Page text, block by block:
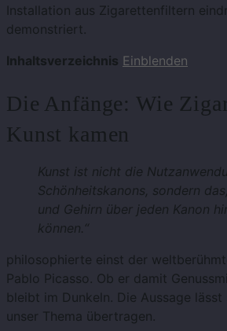
Installation aus Zigarettenfiltern
demonstriert.
Inhaltsverzeichnis Einblenden
Die Anfänge: Wie
Kunst kamen
Kunst ist nicht die
Schönheitskanons, sondern
und Gehirn über jeden Kanon
können.“
philosophierte einst der
Pablo Picasso. Ob er damit
bleibt im Dunkeln. Die Aussage
unser Thema übertragen.